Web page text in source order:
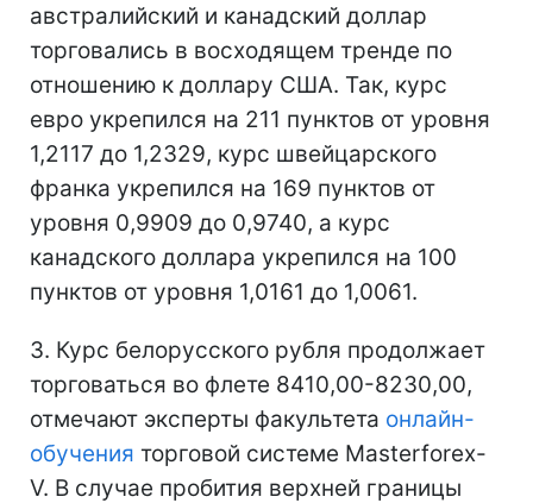
австралийский и канадский доллар
торговались в восходящем тренде по
отношению к доллару США. Так, курс
евро укрепился на 211 пунктов от уровня
1,2117 до 1,2329, курс швейцарского
франка укрепился на 169 пунктов от
уровня 0,9909 до 0,9740, а курс
канадского доллара укрепился на 100
пунктов от уровня 1,0161 до 1,0061.
3. Курс белорусского рубля продолжает
торговаться во флете 8410,00-8230,00,
отмечают эксперты факультета онлайн-
обучения торговой системе Masterforex-
V. В случае пробития верхней границы